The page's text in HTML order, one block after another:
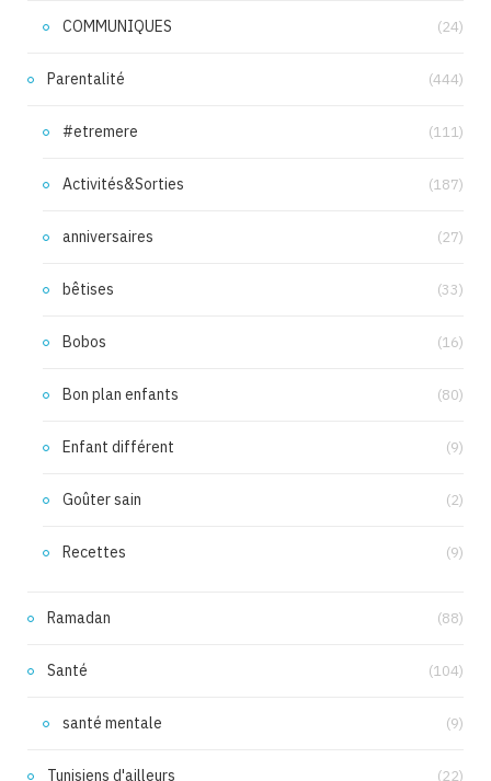
COMMUNIQUES (24)
Parentalité (444)
#etremere (111)
Activités&Sorties (187)
anniversaires (27)
bêtises (33)
Bobos (16)
Bon plan enfants (80)
Enfant différent (9)
Goûter sain (2)
Recettes (9)
Ramadan (88)
Santé (104)
santé mentale (9)
Tunisiens d'ailleurs (22)